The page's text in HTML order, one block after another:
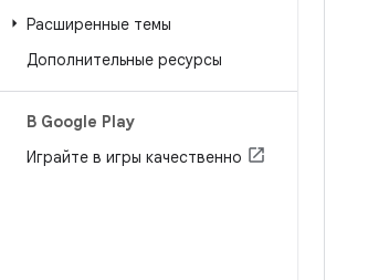
Расширенные темы
Дополнительные ресурсы
В Google Play
Играйте в игры качественно